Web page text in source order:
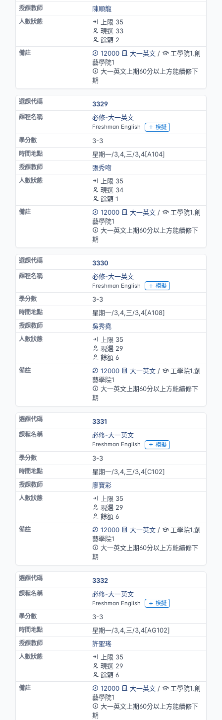
陳順龍
上限 35
現選 33
餘額 2
12000
大一英文/
工學院1,創
藝學院1
大一英文上期60分以上方能續修下
期
3329
必修-大一英文
Freshman English 模擬
3-3
星期一/3,4,三/3,4[A104]
張秀吻
上限 35
現選 34
餘額 1
12000
大一英文/
工學院1,創
藝學院1
大一英文上期60分以上方能續修下
期
3330
必修-大一英文
Freshman English 模擬
3-3
星期一/3,4,三/3,4[A108]
吳秀堯
上限 35
現選 29
餘額 6
12000
大一英文/
工學院1,創
藝學院1
大一英文上期60分以上方能續修下
期
3331
必修-大一英文
Freshman English 模擬
3-3
星期一/3,4,三/3,4[C102]
廖寶彩
上限 35
現選 29
餘額 6
12000
大一英文/
工學院1,創
藝學院1
大一英文上期60分以上方能續修下
期
3332
必修-大一英文
Freshman English 模擬
3-3
星期一/3,4,三/3,4[AG102]
許聖瑤
上限 35
現選 29
餘額 6
12000
大一英文/
工學院1,創
藝學院1
大一英文上期60分以上方能續修下
期